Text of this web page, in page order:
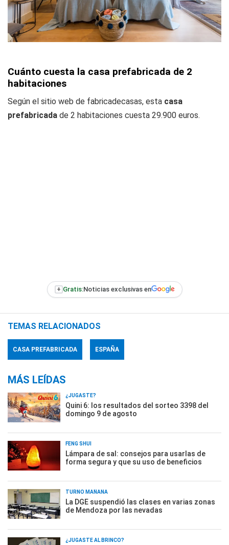
Cuánto cuesta la casa prefabricada de 2
habitaciones
Según el sitio web de fabricadecasas, esta casa
prefabricada de 2 habitaciones cuesta 29.900 euros.
+ Gratis:Noticias exclusivas en
TEMAS RELACIONADOS
CASA PREFABRICADA ESPAÑA
MÁS LEÍDAS
¿JUGASTE?
Quini 6: los resultados del sorteo 3398 del
domingo 9 de agosto
FENG SHUI
Lámpara de sal: consejos para usarlas de
forma segura y que su uso de beneficios
TURNO MAÑANA
La DGE suspendió las clases en varias zonas
de Mendoza por las nevadas
¿JUGASTE AL BRINCO?